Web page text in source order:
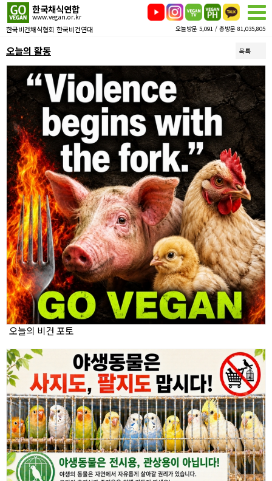
한국채식연합
www.vegan.or.kr
한국비건채식협회 한국비건연대 오늘방문 5,091 / 총방문 81,035,805
오늘의 활동 목록
오늘의 비건 포토